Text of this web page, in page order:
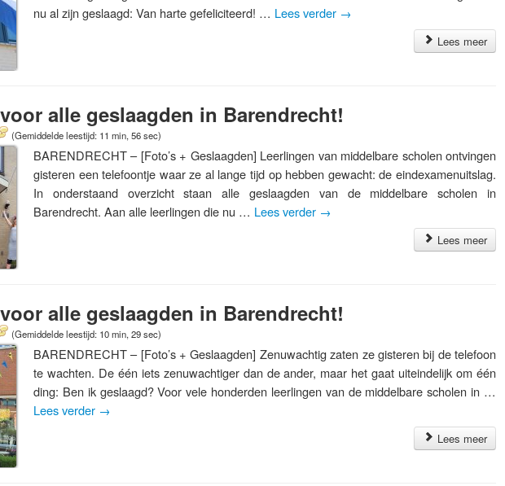
nu al zijn geslaagd: Van harte gefeliciteerd! … Lees verder →
Lees meer
alle geslaagden in Barendrecht!
(Gemiddelde leestijd: 11 min, 56 sec)
BARENDRECHT – [Foto’s + Geslaagden] Leerlingen van middelbare scholen ontvingen
gisteren een telefoontje waar ze al lange tijd op hebben gewacht: de eindexamenuitslag.
In onderstaand overzicht staan alle geslaagden van de middelbare scholen in
Barendrecht. Aan alle leerlingen die nu … Lees verder →
Lees meer
alle geslaagden in Barendrecht!
(Gemiddelde leestijd: 10 min, 29 sec)
BARENDRECHT – [Foto’s + Geslaagden] Zenuwachtig zaten ze gisteren bij de telefoon
te wachten. De één iets zenuwachtiger dan de ander, maar het gaat uiteindelijk om één
ding: Ben ik geslaagd? Voor vele honderden leerlingen van de middelbare scholen in …
Lees verder →
Lees meer